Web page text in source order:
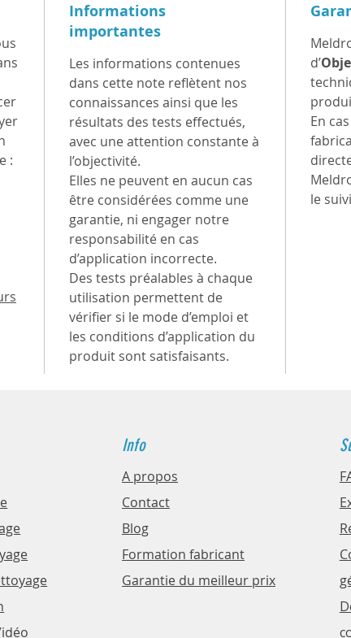
Le
les
ne
donc
les
mm,
:
Informations
importantes
Les informations contenues
dans cette note reflètent nos
connaissances ainsi que les
résultats des tests effectués,
avec une attention constante à
l’objectivité.
Elles ne peuvent en aucun cas
être considérées comme une
garantie, ni engager notre
responsabilité en cas
d’application incorrecte.
Des tests préalables à chaque
utilisation permettent de
vérifier si le mode d’emploi et
les conditions d’application du
produit sont satisfaisants.
d’
En
le
Info
A propos
Contact
Blog
Formation fabricant
Garantie du meilleur prix